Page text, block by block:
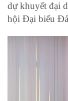
dự khuyết đại
hội Đại biểu